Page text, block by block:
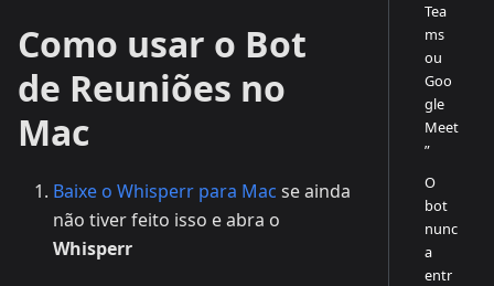
Como usar o Bot
de Reuniões no
Mac
Baixe o Whisperr para Mac se ainda
não tiver feito isso e abra o
Whisperr
Tea
ms
ou
Goo
gle
Meet
”
O
bot
nunc
a
entr